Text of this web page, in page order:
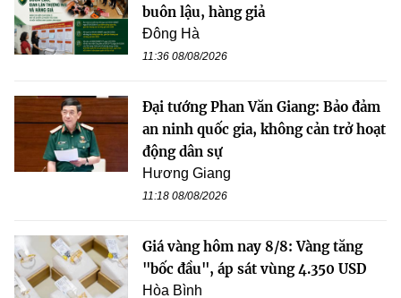
buôn lậu, hàng giả
Đông Hà
11:36 08/08/2026
Đại tướng Phan Văn Giang: Bảo đảm
an ninh quốc gia, không cản trở hoạt
động dân sự
Hương Giang
11:18 08/08/2026
Giá vàng hôm nay 8/8: Vàng tăng
"bốc đầu", áp sát vùng 4.350 USD
Hòa Bình